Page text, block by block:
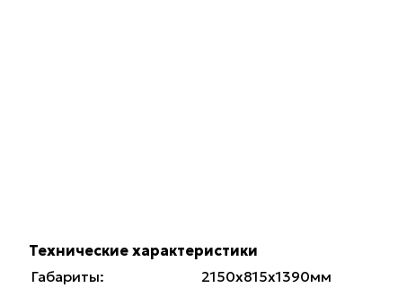
Технические характеристики
Габариты:
2150x815x1390мм